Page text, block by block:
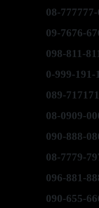
08-
09-7676-
098-811-
0-999-191-
089-
08-0909-
090-888-
08-7779-
096-881-
090-655-